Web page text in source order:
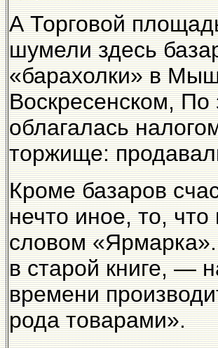
А Торговой
шумели здесь
«барахолки» в
Воскресенском, По
облагалась
торжище:
Кроме базаров
нечто иное, то,
словом
в старой книге, —
времени
рода товарами».